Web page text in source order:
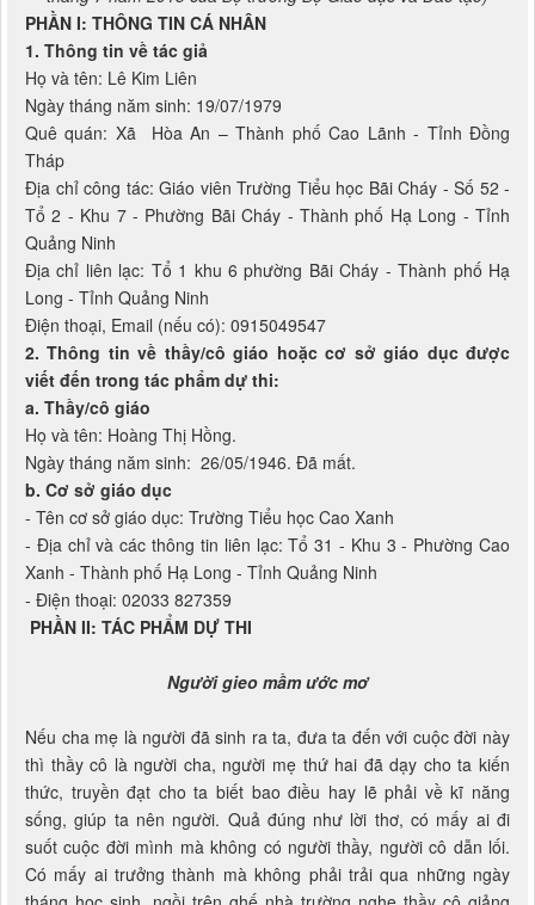
PHẦN I: THÔNG TIN CÁ NHÂN
1. Thông tin về tác giả
Họ và tên: Lê Kim Liên
Ngày tháng năm sinh: 19/07/1979
Quê quán: Xã Hòa An – Thành phố Cao Lãnh - Tỉnh Đồng
Tháp
Địa chỉ công tác: Giáo viên Trường Tiểu học Bãi Cháy - Số 52 -
Tổ 2 - Khu 7 - Phường Bãi Cháy - Thành phố Hạ Long - Tỉnh
Quảng Ninh
Địa chỉ liên lạc: Tổ 1 khu 6 phường Bãi Cháy - Thành phố Hạ
Long - Tỉnh Quảng Ninh
Điện thoại, Email (nếu có): 0915049547
2. Thông tin về thầy/cô giáo hoặc cơ sở giáo dục được
viết đến trong tác phẩm dự thi:
a. Thầy/cô giáo
Họ và tên: Hoàng Thị Hồng.
Ngày tháng năm sinh: 26/05/1946. Đã mất.
b. Cơ sở giáo dục
- Tên cơ sở giáo dục: Trường Tiểu học Cao Xanh
- Địa chỉ và các thông tin liên lạc: Tổ 31 - Khu 3 - Phường Cao
Xanh - Thành phố Hạ Long - Tỉnh Quảng Ninh
- Điện thoại: 02033 827359
PHẦN II: TÁC PHẨM DỰ THI
Người gieo mầm ước mơ
Nếu cha mẹ là người đã sinh ra ta, đưa ta đến với cuộc đời này
thì thầy cô là người cha, người mẹ thứ hai đã dạy cho ta kiến
thức, truyền đạt cho ta biết bao điều hay lẽ phải về kĩ năng
sống, giúp ta nên người. Quả đúng như lời thơ, có mấy ai đi
suốt cuộc đời mình mà không có người thầy, người cô dẫn lối.
Có mấy ai trưởng thành mà không phải trải qua những ngày